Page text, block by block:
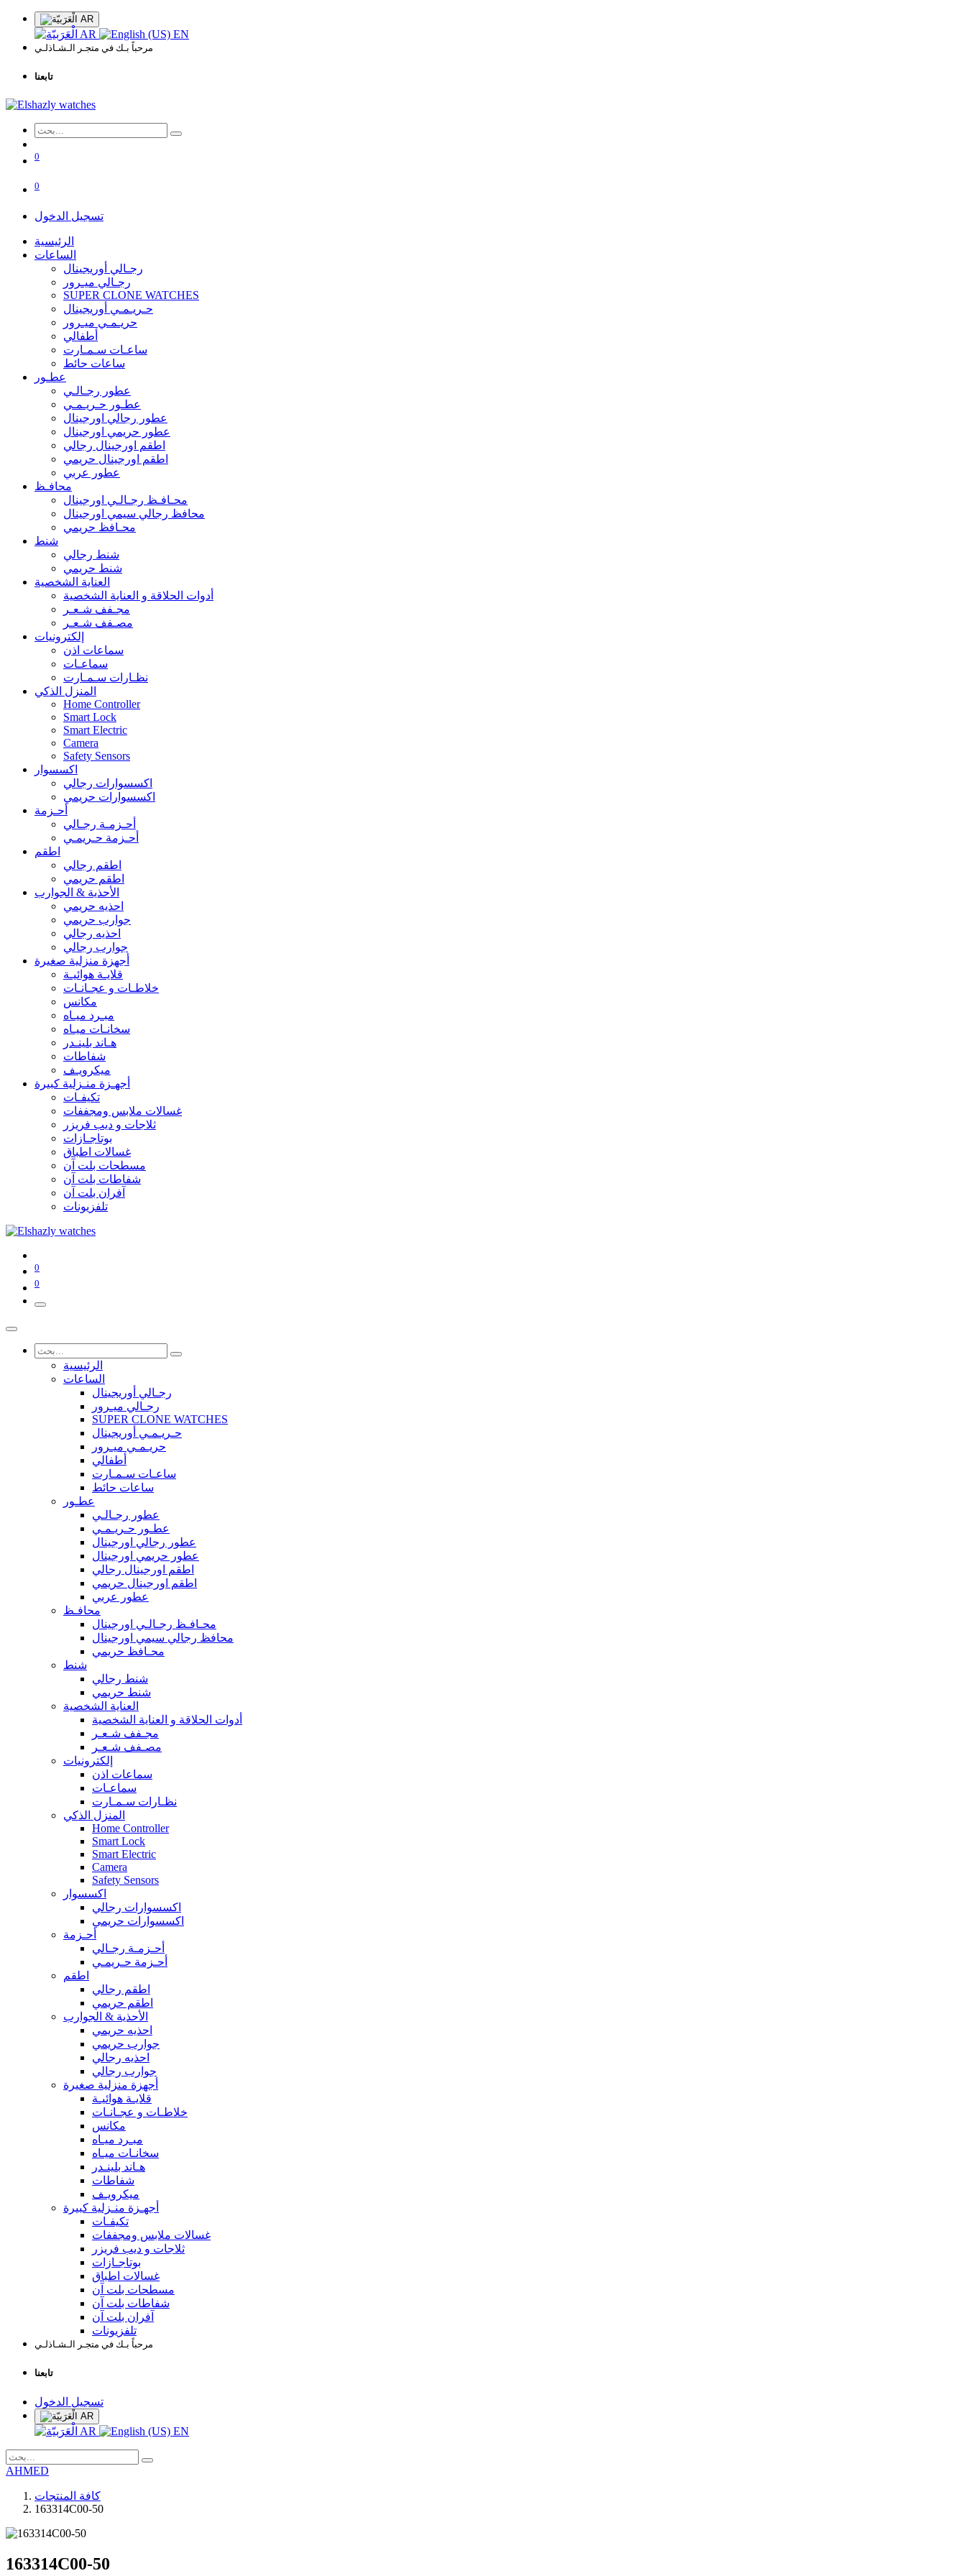
AR
AR EN
مرحباً بـك في متجـر الـشـاذلـي
تابعنا
0
0
تسجيل الدخول
الرئيسية
الساعات
رجـالي أوريجينال
رجـالي ميـرور
SUPER CLONE WATCHES
حـريـمـي أوريجينال
حريـمـي ميـرور
أطفالي
ساعـات سـمـارت
ساعات حائط
عطـور
عطور رجـالـي
عطـور حـريـمـي
عطور رجالي اورجينال
عطور حريمي اورجينال
اطقم اورجينال رجالي
اطقم اورجينال حريمي
عطور عربي
محافـظ
محـافـظ رجـالـي اورجينال
محافظ رجالي سيمي اورجينال
محـافظ حريمي
شنط
شنط رجالي
شنط حريمي
العناية الشخصية
أدوات الحلاقة و العناية الشخصية
مجـفف شـعـر
مصـفف شـعـر
إلكترونيات
سماعات اذن
سماعـات
نظـارات سـمـارت
المنزل الذكي
Home Controller
Smart Lock
Smart Electric
Camera
Safety Sensors
اكسسوار
اكسسوارات رجالي
اكسسوارات حريمي
أحـزمة
أحـزمـة رجـالي
أحـزمة حـريمـي
اطقم
اطقم رجالي
اطقم حريمي
الأحذية & الجوارب
احذيه حريمي
جوارب حريمي
احذيه رجالي
جوارب رجالي
أجهزة منزلية صغيرة
قلايـة هوائيـة
خلاطـات و عجـانـات
مكانس
مبـرد ميـاه
سخانـات ميـاه
هـاند بلينـدر
شفاطات
ميكرويـف
أجهـزة منـزلية كبيرة
تكيفـات
غسالات ملابس ومجففات
ثلاجات و ديب فريزر
بوتاجـازات
غسالات اطباق
مسطحات بلت آن
شفاطات بلت آن
آفران بلت آن
تلفزيونات
0
0
الرئيسية
الساعات
رجـالي أوريجينال
رجـالي ميـرور
SUPER CLONE WATCHES
حـريـمـي أوريجينال
حريـمـي ميـرور
أطفالي
ساعـات سـمـارت
ساعات حائط
عطـور
عطور رجـالـي
عطـور حـريـمـي
عطور رجالي اورجينال
عطور حريمي اورجينال
اطقم اورجينال رجالي
اطقم اورجينال حريمي
عطور عربي
محافـظ
محـافـظ رجـالـي اورجينال
محافظ رجالي سيمي اورجينال
محـافظ حريمي
شنط
شنط رجالي
شنط حريمي
العناية الشخصية
أدوات الحلاقة و العناية الشخصية
مجـفف شـعـر
مصـفف شـعـر
إلكترونيات
سماعات اذن
سماعـات
نظـارات سـمـارت
المنزل الذكي
Home Controller
Smart Lock
Smart Electric
Camera
Safety Sensors
اكسسوار
اكسسوارات رجالي
اكسسوارات حريمي
أحـزمة
أحـزمـة رجـالي
أحـزمة حـريمـي
اطقم
اطقم رجالي
اطقم حريمي
الأحذية & الجوارب
احذيه حريمي
جوارب حريمي
احذيه رجالي
جوارب رجالي
أجهزة منزلية صغيرة
قلايـة هوائيـة
خلاطـات و عجـانـات
مكانس
مبـرد ميـاه
سخانـات ميـاه
هـاند بلينـدر
شفاطات
ميكرويـف
أجهـزة منـزلية كبيرة
تكيفـات
غسالات ملابس ومجففات
ثلاجات و ديب فريزر
بوتاجـازات
غسالات اطباق
مسطحات بلت آن
شفاطات بلت آن
آفران بلت آن
تلفزيونات
مرحباً بـك في متجـر الـشـاذلـي
تابعنا
تسجيل الدخول
AR
AR EN
AHMED
كافة المنتجات
163314C00-50
163314C00-50